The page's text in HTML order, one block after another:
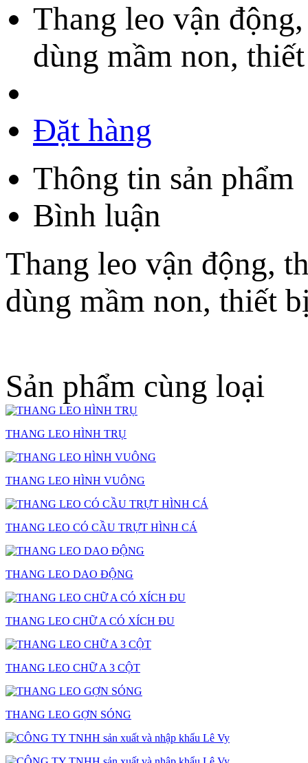
Thang leo vận
dùng mầm non,
Đặt hàng
Thông tin sản phẩm
Bình luận
Thang leo vận động,
dùng mầm non, thiết
Sản phẩm cùng loại
THANG LEO HÌNH TRỤ
THANG LEO HÌNH VUÔNG
THANG LEO CÓ CẦU TRỰT HÌNH CÁ
THANG LEO DAO ĐỘNG
THANG LEO CHỮ A CÓ XÍCH ĐU
THANG LEO CHỮ A 3 CỘT
THANG LEO GỢN SÓNG